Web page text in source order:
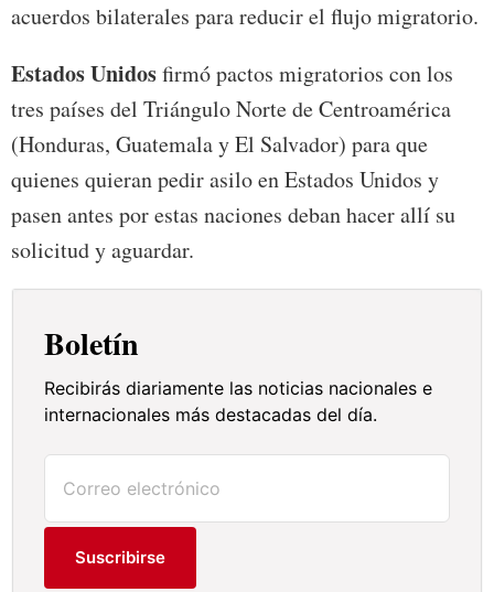
acuerdos bilaterales para reducir el flujo migratorio.
Estados Unidosfirmó pactos migratorios con los
tres países del Triángulo Norte de Centroamérica
(Honduras, Guatemala y El Salvador) para que
quienes quieran pedir asilo en Estados Unidos y
pasen antes por estas naciones deban hacer allí su
solicitud y aguardar.
Boletín
Recibirás diariamente las noticias nacionales e
internacionales más destacadas del día.
Suscribirse